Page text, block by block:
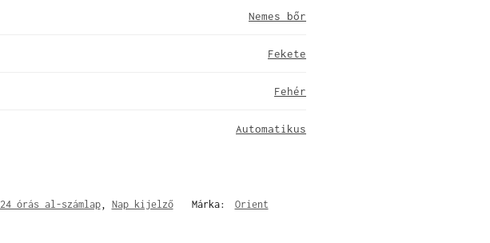
Nemes bőr
Fekete
Fehér
Automatikus
24 órás al-számlap, Nap kijelző Márka: Orient